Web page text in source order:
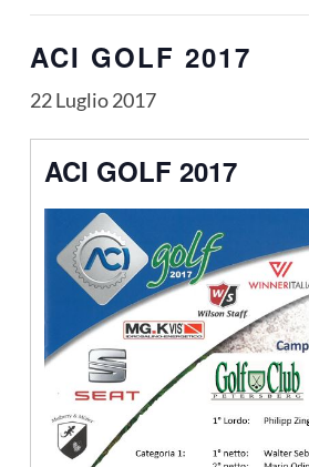
ACI GOLF 2017
22 Luglio 2017
ACI GOLF 2017